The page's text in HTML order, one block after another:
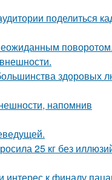
поделиться
поворотом.
здоровых
напомнив
25 кг без